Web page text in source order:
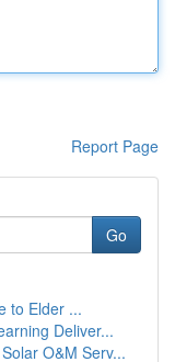
Report Page
Go
to Elder ...
Deliver...
O&M Serv...